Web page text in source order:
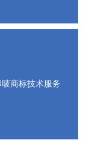
商标技术服务